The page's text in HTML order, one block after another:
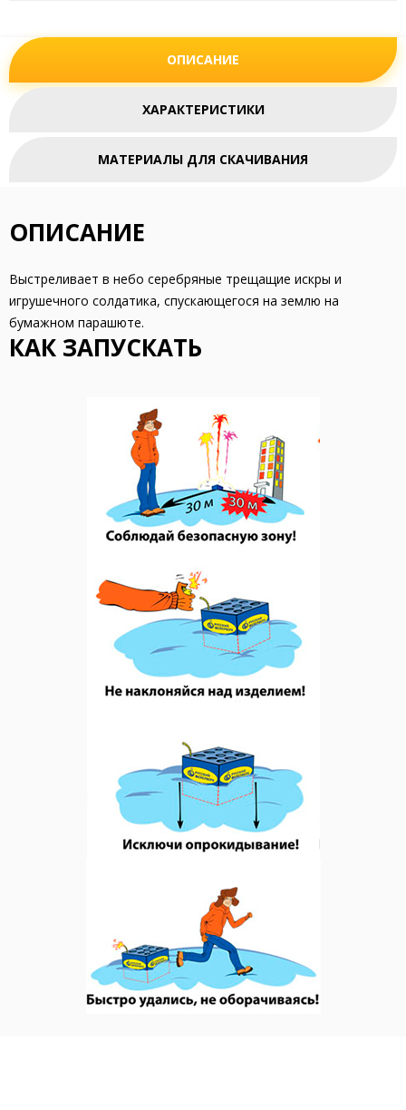
ОПИСАНИЕ
ХАРАКТЕРИСТИКИ
МАТЕРИАЛЫ ДЛЯ СКАЧИВАНИЯ
ОПИСАНИЕ
Выстреливает в небо серебряные трещащие искры и
игрушечного солдатика, спускающегося на землю на
бумажном парашюте.
КАК ЗАПУСКАТЬ